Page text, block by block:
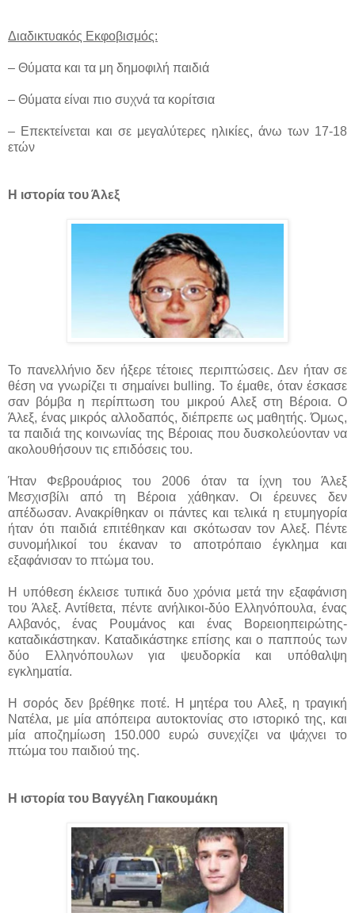
Διαδικτυακός Εκφοβισμός:
– Θύματα και τα μη δημοφιλή παιδιά
– Θύματα είναι πιο συχνά τα κορίτσια
– Επεκτείνεται και σε μεγαλύτερες ηλικίες, άνω των 17-18
ετών
Η ιστορία του Άλεξ
Το πανελλήνιο δεν ήξερε τέτοιες περιπτώσεις. Δεν ήταν σε
θέση να γνωρίζει τι σημαίνει bulling. Το έμαθε, όταν έσκασε
σαν βόμβα η περίπτωση του μικρού Αλεξ στη Βέροια. Ο
Άλεξ, ένας μικρός αλλοδαπός, διέπρεπε ως μαθητής. Όμως,
τα παιδιά της κοινωνίας της Βέροιας που δυσκολεύονταν να
ακολουθήσουν τις επιδόσεις του.
Ήταν Φεβρουάριος του 2006 όταν τα ίχνη του Άλεξ
Μεσχισβίλι από τη Βέροια χάθηκαν. Οι έρευνες δεν
απέδωσαν. Ανακρίθηκαν οι πάντες και τελικά η ετυμηγορία
ήταν ότι παιδιά επιτέθηκαν και σκότωσαν τον Αλεξ. Πέντε
συνομήλικοί του έκαναν το αποτρόπαιο έγκλημα και
εξαφάνισαν το πτώμα του.
Η υπόθεση έκλεισε τυπικά δυο χρόνια μετά την εξαφάνιση
του Άλεξ. Αντίθετα, πέντε ανήλικοι-δύο Ελληνόπουλα, ένας
Αλβανός, ένας Ρουμάνος και ένας Βορειοηπειρώτης-
καταδικάστηκαν. Καταδικάστηκε επίσης και ο παππούς των
δύο Ελληνόπουλων για ψευδορκία και υπόθαλψη
εγκληματία.
Η σορός δεν βρέθηκε ποτέ. Η μητέρα του Αλεξ, η τραγική
Νατέλα, με μία απόπειρα αυτοκτονίας στο ιστορικό της, και
μία αποζημίωση 150.000 ευρώ συνεχίζει να ψάχνει το
πτώμα του παιδιού της.
Η ιστορία του Βαγγέλη Γιακουμάκη